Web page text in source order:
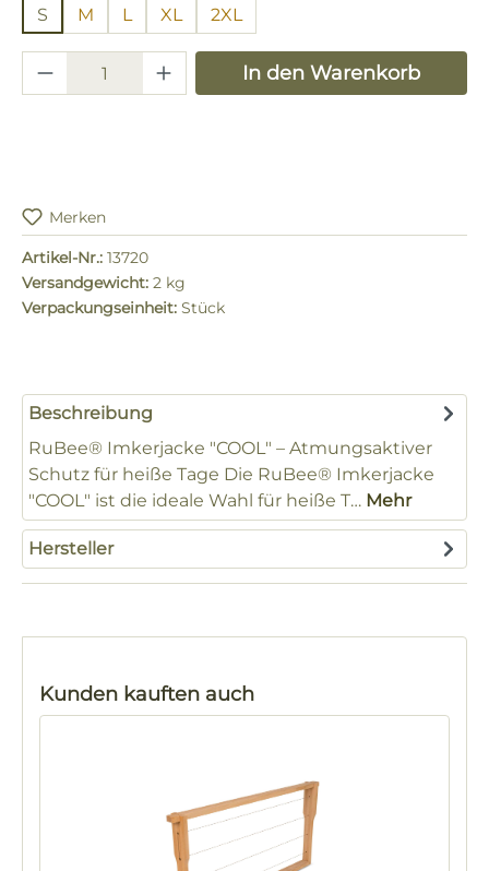
S
M L XL 2XL
Produkt Anzahl: Gib denIn den Warenkorb
Merken
Artikel-Nr.: 13720
Versandgewicht: 2 kg
Verpackungseinheit: Stück
Beschreibung
RuBee® Imkerjacke "COOL" – Atmungsaktiver
Schutz für heiße Tage Die RuBee® Imkerjacke
"COOL" ist die ideale Wahl für heiße T… Mehr
Hersteller
Produktgalerie überspringen
Kunden kauften auch